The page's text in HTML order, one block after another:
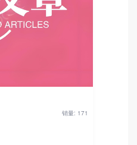
销量: 171